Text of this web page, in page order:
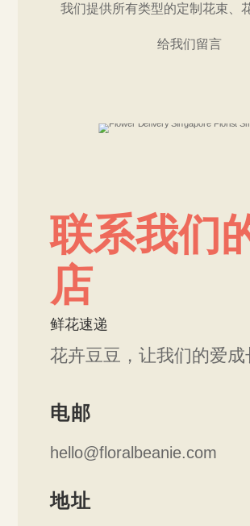
我们提供所有类型的定制花束、
给我们留言
联系我们
店
鲜花速递
花卉豆豆，让我们的爱成
电邮
hello@floralbeanie.com
地址